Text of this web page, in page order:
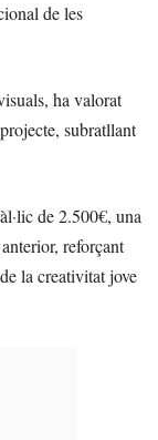
de les
ha valorat
subratllant
de 2.500€, una
reforçant
la creativitat jove